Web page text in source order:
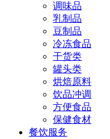
调味品
乳制品
豆制品
冷冻食品
干货类
罐头类
烘焙原料
饮品冲调
方便食品
保健食材
餐饮服务